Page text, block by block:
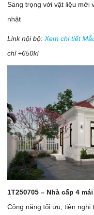
Sang trọng với vật liệu mới
nhật
Link nội bộ: Xem chi tiết
chỉ +650k!
1T250705 – Nhà cấp 4
Công năng tối ưu, tiện nghi